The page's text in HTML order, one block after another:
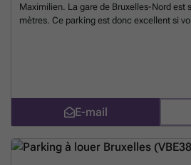
Maximilien. La gare de Bruxelles-Nord est
mètres. Ce parking est donc excellent si
un arrêt de bus à moins de 200 mètres et
proximité, telles que le SPF Justice,
réserver cette place de parking au
%20brussel/avenue-de-l-heliport-40-44-
_listing&utm_content=beEn savoir plus ?
E-mail